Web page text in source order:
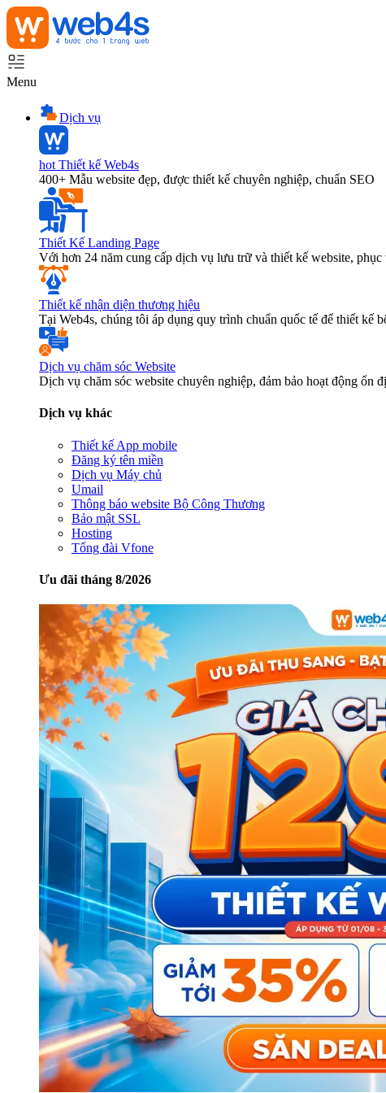
Menu
Dịch vụ
hot Thiết kế Web4s
400+ Mẫu website đẹp, được thiết kế chuyên nghiệp, chuẩn SEO
Thiết Kế Landing Page
Với hơn 24 năm cung cấp dịch vụ lưu trữ và thiết kế website, phục
Thiết kế nhận diện thương hiệu
Tại Web4s, chúng tôi áp dụng quy trình chuẩn quốc tế để thiết kế
Dịch vụ chăm sóc Website
Dịch vụ chăm sóc website chuyên nghiệp, đảm bảo hoạt động ổn
Dịch vụ khác
Thiết kế App mobile
Đăng ký tên miền
Dịch vụ Máy chủ
Umail
Thông báo website Bộ Công Thương
Bảo mật SSL
Hosting
Tổng đài Vfone
Ưu đãi tháng 8/2026